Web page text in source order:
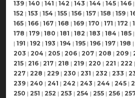
139 | 140 | 141 | 142 | 143 | 144 | 145 | 146 |
152 | 153 | 154 | 155 | 156 | 157 | 158 | 159 |
165 | 166 | 167 | 168 | 169 | 170 | 171 | 172 |
178 | 179 | 180 | 181 | 182 | 183 | 184 | 185 |
| 191 | 192 | 193 | 194 | 195 | 196 | 197 | 198 |
203 | 204 | 205 | 206 | 207 | 208 | 209 |
215 | 216 | 217 | 218 | 219 | 220 | 221 | 222 |
227 | 228 | 229 | 230 | 231 | 232 | 233 |
239 | 240 | 241 | 242 | 243 | 244 | 245 |
250 | 251 | 252 | 253 | 254 | 255 | 256 |